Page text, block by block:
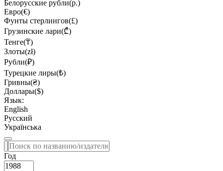
Белорусские рубли(р.)
Евро(€)
Фунты стерлингов(£)
Грузинские лари(₾)
Тенге(₸)
Злоты(zł)
Рубли(₽)
Турецкие лиры(₺)
Гривны(₴)
Доллары($)
Язык:
English
Русский
Українська
Год